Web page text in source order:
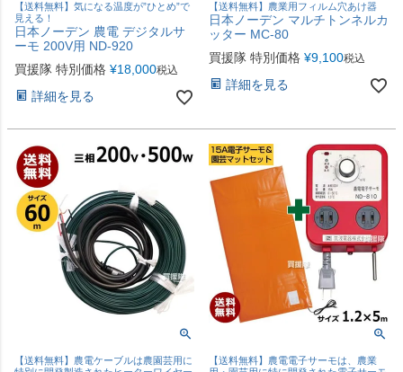
【送料無料】気になる温度が”ひとめ”で
見える！
日本ノーデン 農電 デジタルサ
ーモ 200V用 ND-920
買援隊 特別価格 ¥18,000税込
詳細を見る
【送料無料】農業用フィルム穴あけ器
日本ノーデン マルチトンネルカ
ッター MC-80
買援隊 特別価格 ¥9,100税込
詳細を見る
【送料無料】農電ケーブルは農園芸用に
【送料無料】農電電子サーモは、農業